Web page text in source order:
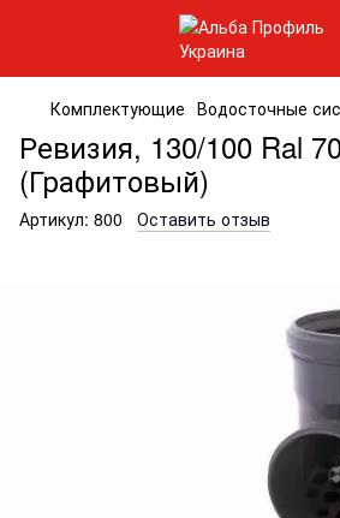
Комплектующие Водосточные
Ревизия, 130/100 Ral
(Графитовый)
Артикул: 800 Оставить отзыв